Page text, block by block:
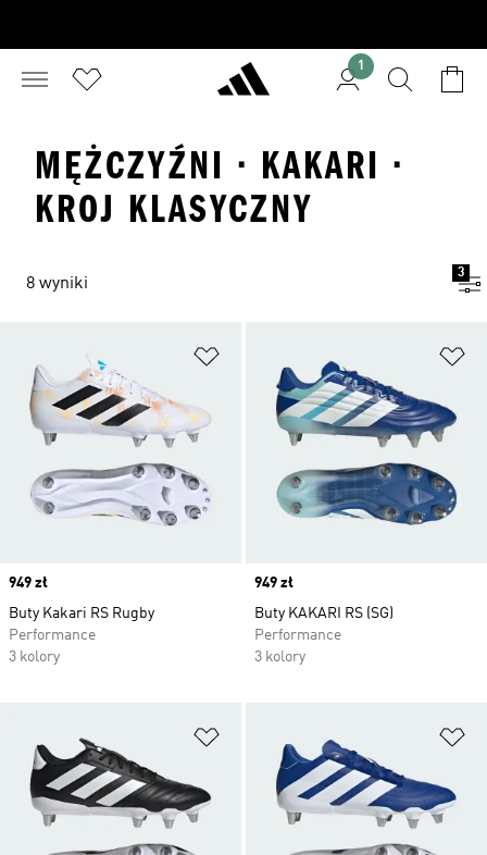
1
MĘŻCZYŹNI · KAKARI ·
KROJ KLASYCZNY
8 wyniki
3
Price
949 zł
Buty Kakari RS Rugby
Performance
3 kolory
Price
949 zł
Buty KAKARI RS (SG)
Performance
3 kolory